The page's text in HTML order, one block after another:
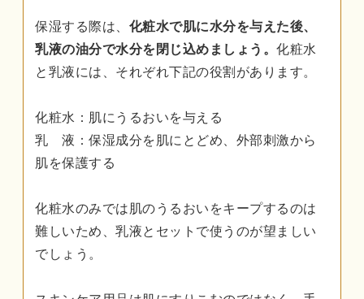
保湿する際は、 化粧水で肌に水分を与えた後、
乳液の油分で水分を閉じ込めましょう。 化粧水
と乳液には、それぞれ下記の役割があります。
化粧水：肌にうるおいを与える
乳 液：保湿成分を肌にとどめ、外部刺激から
肌を保護する
化粧水のみでは肌のうるおいをキープするのは
難しいため、乳液とセットで使うのが望ましい
でしょう。